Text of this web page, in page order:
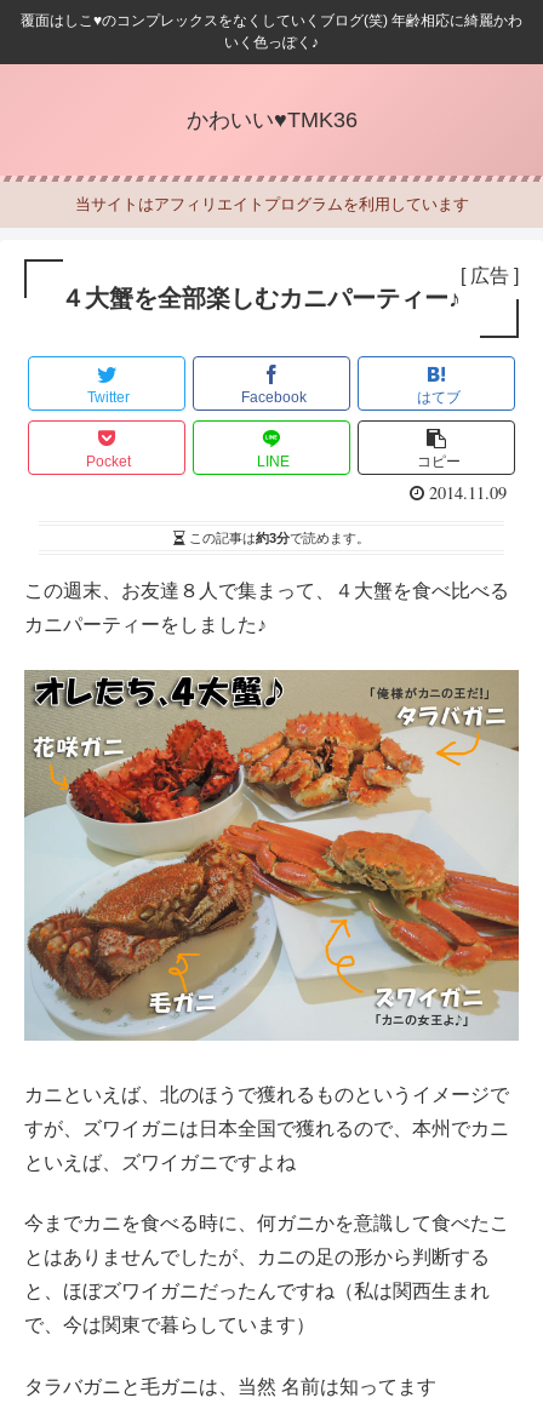
覆面はしこ♥のコンプレックスをなくしていくブログ(笑) 年齢相応に綺麗かわ
いく色っぽく♪
かわいい♥TMK36
当サイトはアフィリエイトプログラムを利用しています
[ 広告 ]
４大蟹を全部楽しむカニパーティー♪
Twitter Facebook はてブ
Pocket LINE コピー
2014.11.09
この記事は約3分で読めます。
この週末、お友達８人で集まって、４大蟹を食べ比べる
カニパーティーをしました♪
カニといえば、北のほうで獲れるものというイメージで
すが、ズワイガニは日本全国で獲れるので、本州でカニ
といえば、ズワイガニですよね
今までカニを食べる時に、何ガニかを意識して食べたこ
とはありませんでしたが、カニの足の形から判断する
と、ほぼズワイガニだったんですね（私は関西生まれ
で、今は関東で暮らしています）
タラバガニと毛ガニは、当然 名前は知ってます